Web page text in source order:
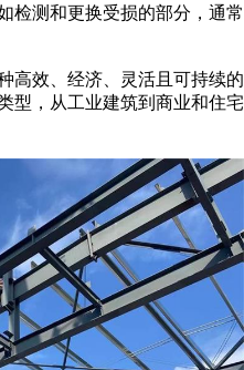
检测和更换受损的部分，通常
高效、经济、灵活且可持续的
型，从工业建筑到商业和住宅